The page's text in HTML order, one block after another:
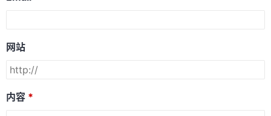
网站
内容